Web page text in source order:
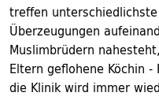
treffen
Überzeugungen
Muslimbrüdern
Eltern geflohene Köchin
die Klinik wird immer